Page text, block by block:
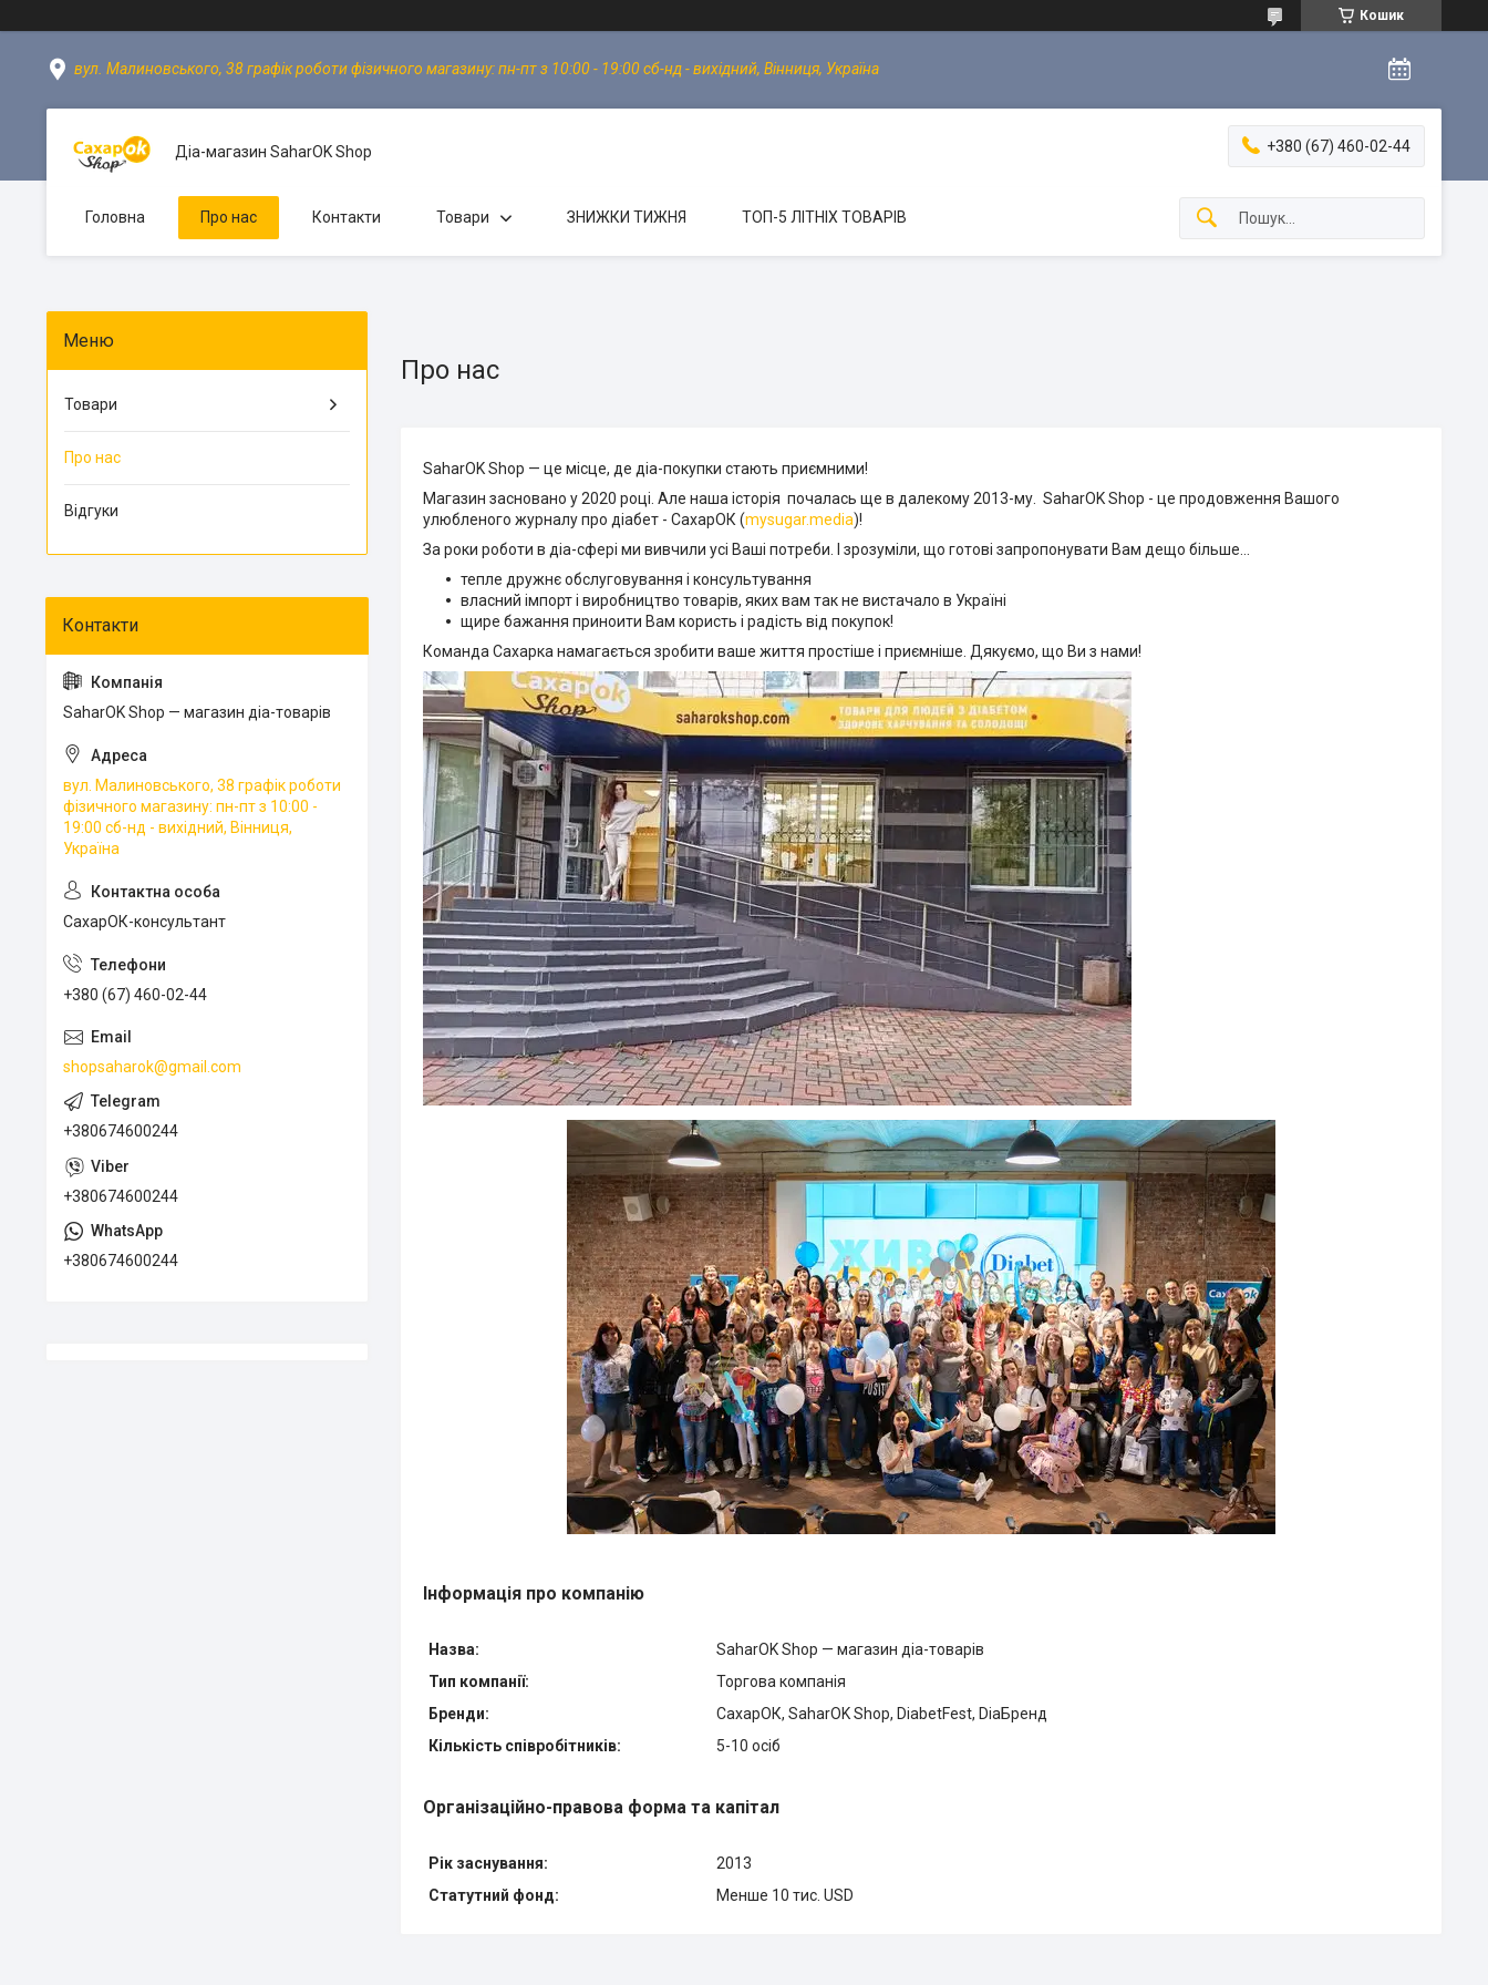
Кошик
вул. Малиновського, 38 графік роботи фізичного магазину: пн-пт з 10:00 - 19:00 сб-нд - вихідний, Вінниця, Україна
Діа-магазин SaharOK Shop +380 (67) 460-02-44
Головна Про нас Контакти Товари ЗНИЖКИ ТИЖНЯ ТОП-5 ЛІТНІХ ТОВАРІВ
Про нас
SaharOK Shop — це місце, де діа-покупки стають приємними!
Магазин засновано у 2020 році. Але наша історія почалась ще в далекому 2013-му. SaharOK Shop - це продовження Вашого
улюбленого журналу про діабет - СахарОК (mysugar.media)!
За роки роботи в діа-сфері ми вивчили усі Ваші потреби. І зрозуміли, що готові запропонувати Вам дещо більше...
тепле дружнє обслуговування і консультування
власний імпорт і виробництво товарів, яких вам так не вистачало в Україні
щире бажання приноити Вам користь і радість від покупок!
Команда Сахарка намагається зробити ваше життя простіше і приємніше. Дякуємо, що Ви з нами!
Інформація про компанію
Назва:
SaharOK Shop — магазин діа-товарів
Тип компанії:
Торгова компанія
Бренди:
СахарОК, SaharOK Shop, DiabetFest, DiaБренд
Кількість співробітників:
5-10 осіб
Організаційно-правова форма та капітал
Рік заснування:
2013
Статутний фонд:
Менше 10 тис. USD
Товари
Про нас
Відгуки
SaharOK Shop — магазин діа-товарів
вул. Малиновського, 38 графік роботи
фізичного магазину: пн-пт з 10:00 -
19:00 сб-нд - вихідний, Вінниця,
Україна
СахарОК-консультант
+380 (67) 460-02-44
shopsaharok@gmail.com
+380674600244
+380674600244
+380674600244